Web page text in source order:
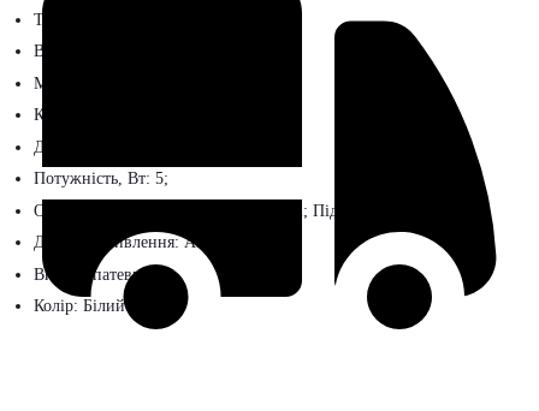
Тип: Настільний;
Вид товару: Вентилятор;
Модель: А8802;
Кількість режимів роботи: 3;
Діаметр, см: 12;
Потужність, Вт: 5;
Оснащення: Акумулятор в комплекті; Підсвічування;
Джерело живлення: Акумулятор;
Вид: Лопатевий;
Колір: Білий.